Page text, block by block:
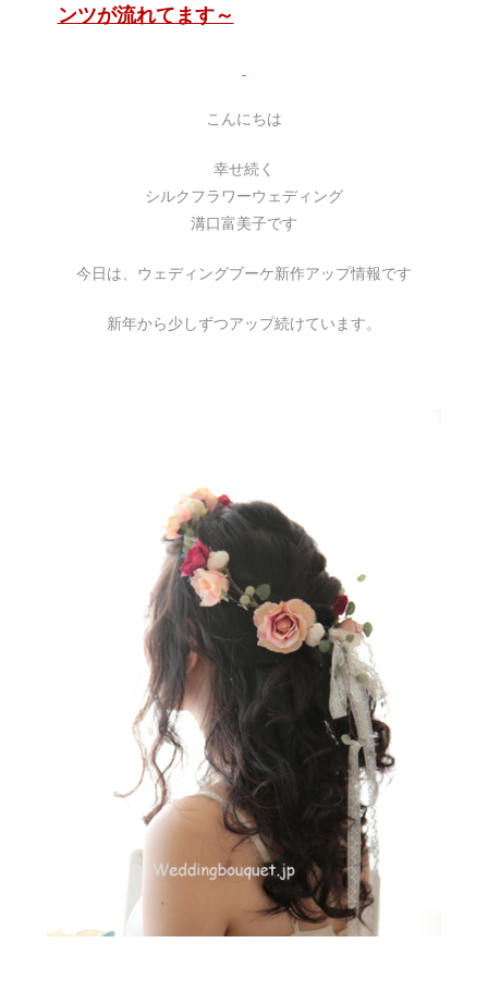
ンツが流れてます～
こんにちは
幸せ続く
シルクフラワーウェディング
溝口富美子です
今日は、ウェディングブーケ新作アップ情報です
新年から少しずつアップ続けています。